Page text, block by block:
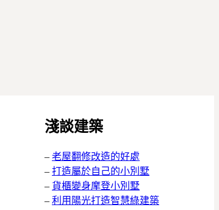
淺談建築
– 老屋翻修改造的好處
– 打造屬於自己的小別墅
– 貨櫃變身摩登小別墅
– 利用陽光打造智慧綠建築